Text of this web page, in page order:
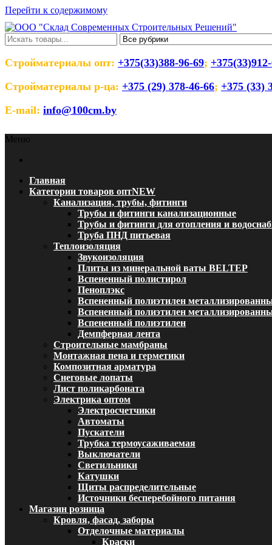
Перейти к содержимому
ООО "Склад Современных
Оптовый магазин строительных материалов
Стройматериалы опт: +375(33)388-96-69;
Стройматериалы р-ца: +375 (29) 378-46-66; +375 (33)
E-mail: info@100cm.by
Меню
Главная
Категории товаров оптNEW
Канализация, трубы, фитинги
Трубы и фитинги канализационные
Трубы и фитинги для отопления и
Труба ПНД питьевая
Теплоизоляция
Звукоизоляция
Плиты из минеральной ваты BELTEP
Вспененный полистирол
Пеноплэкс
Вспененный полиэтилен
Вспененный полиэтилен
Вспененный полиэтилен
Демпферная лента
Строительные мамбраны
Монтажная пена и герметики
Композитная арматура
Снеговые лопаты
Лист поликарбоната
Электрика оптом
Электросчетчики
Автоматы
Пускатели
Трубка термоусаживаемая
Выключатели
Светильники
Катушки
Щиты распределительные
Источники бесперебойного питания
Магазин розница
Кровля, фасад, заборы
Отделочные материалы
Краски